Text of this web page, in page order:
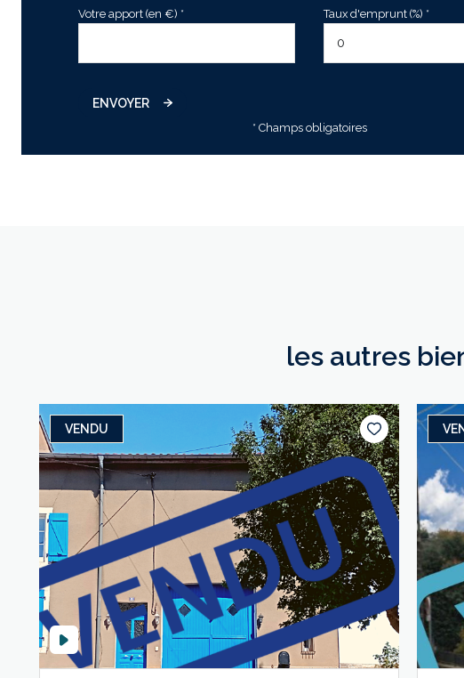
Votre apport (en €) * Taux d'emprunt (%) *
ENVOYER
* Champs obligatoires
les autres
VENDU